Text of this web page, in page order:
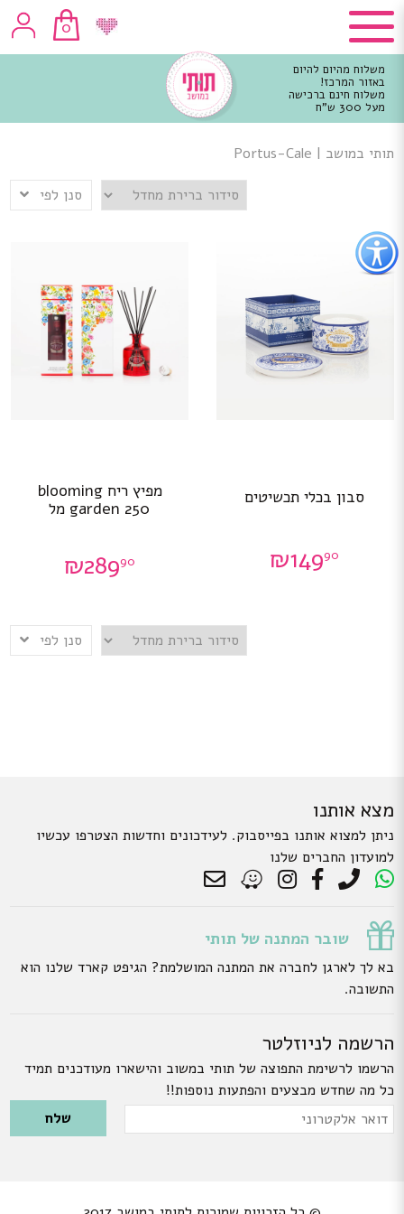
כפתור
לפתיחת
תפריט
נגישות
0
משלוח מהיום להיום
באזור המרכז!
משלוח חינם ברכישה
מעל 300 ש"ח
מרכזי
תותי במושב |
Portus-Cale
סנן לפי
סבון בכלי תכשיטים
₪14990
מפיץ ריח blooming
garden 250 מל
₪28990
סנן לפי
מצא אותנו
ניתן למצוא אותנו בפייסבוק. לעידכונים וחדשות הצטרפו עכשיו
למועדון החברים שלנו
שובר המתנה של תותי
בא לך לארגן לחברה את המתנה המושלמת? הגיפט קארד שלנו הוא
התשובה.
הרשמה לניוזלטר
הרשמו לרשימת התפוצה של תותי במשוב והישארו מעודכנים תמיד
כל מה שחדש מבצעים והפתעות נוספות!!
Please leave this field empty.
דואר